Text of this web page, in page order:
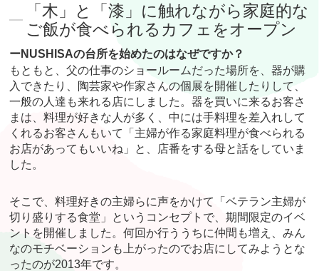
「木」と「漆」に触れながら家庭的な
ご飯が食べられるカフェをオープン
ーNUSHISAの台所を始めたのはなぜですか？
もともと、父の仕事のショールームだった場所を、器が購
入できたり、陶芸家や作家さんの個展を開催したりして、
一般の人達も来れる店にしました。器を買いに来るお客さ
まは、料理が好きな人が多く、中には手料理を差入れして
くれるお客さんもいて「主婦が作る家庭料理が食べられる
お店があってもいいね」と、店番をする母と話をしていま
した。
そこで、料理好きの主婦らに声をかけて「ベテラン主婦が
切り盛りする食堂」というコンセプトで、期間限定のイベ
ントを開催しました。何回か行ううちに仲間も増え、みん
なのモチベーションも上がったのでお店にしてみようとな
ったのが2013年です。